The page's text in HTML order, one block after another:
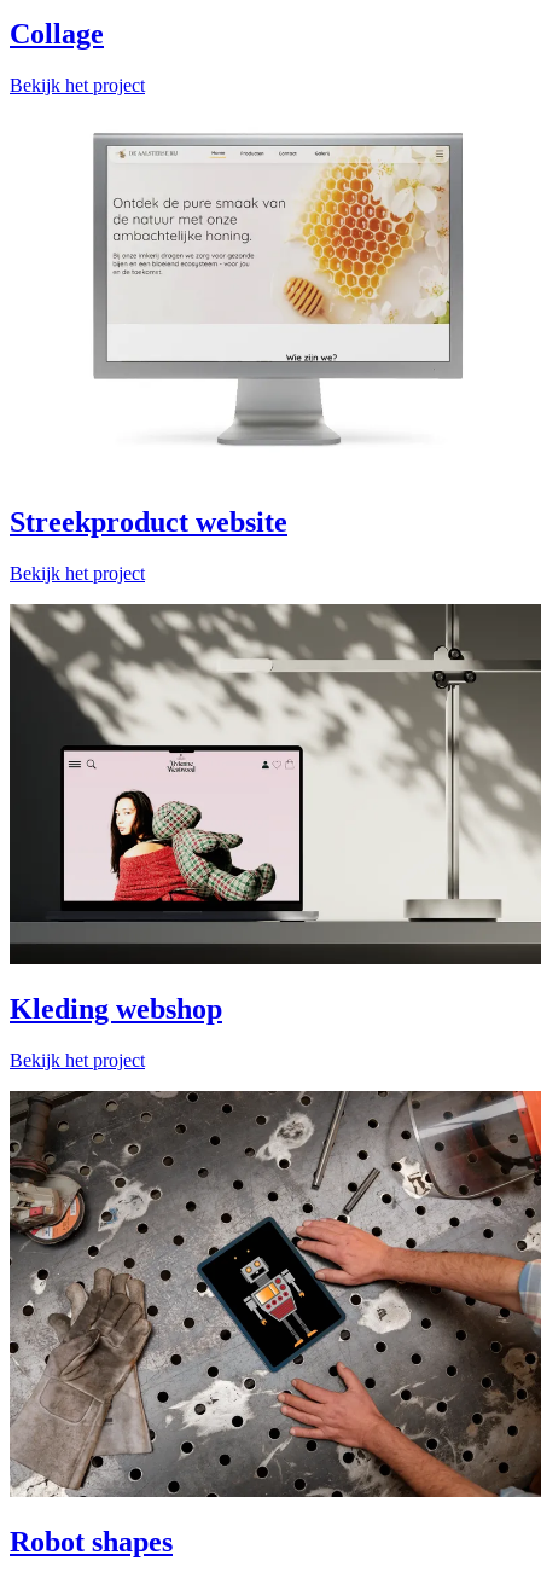
Collage
Bekijk het project
Streekproduct website
Bekijk het project
Kleding webshop
Bekijk het project
Robot shapes